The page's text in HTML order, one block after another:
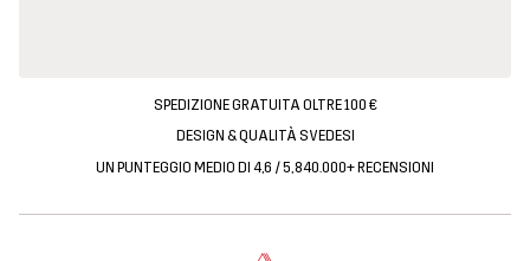
SPEDIZIONE GRATUITA OLTRE 100 €
DESIGN & QUALITÀ SVEDESI
UN PUNTEGGIO MEDIO DI 4,6 / 5, 840.000+ RECENSIONI